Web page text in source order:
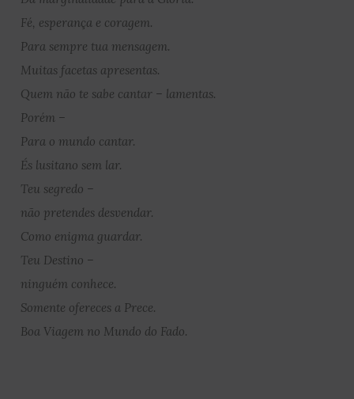
Fé, esperança e coragem.
Para sempre tua mensagem.
Muitas facetas apresentas.
Quem não te sabe cantar – lamentas.
Porém –
Para o mundo cantar.
És lusitano sem lar.
Teu segredo –
não pretendes desvendar.
Como enigma guardar.
Teu Destino –
ninguém conhece.
Somente ofereces a Prece.
Boa Viagem no Mundo do Fado.